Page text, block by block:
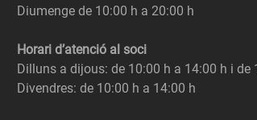
Diumenge de 10:00 h a 20:00 h
Horari d’atenció al soci
Dilluns a dijous: de 10:00 h a 14:00 h i de
Divendres: de 10:00 h a 14:00 h